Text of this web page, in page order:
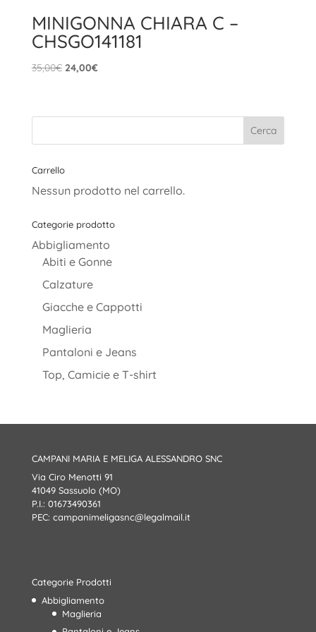
MINIGONNA CHIARA C –
CHSGO141181
35,00€ Il
era:
24,00€Il
è:
Carrello
Nessun prodotto nel carrello.
Categorie prodotto
Abbigliamento
Abiti e Gonne
Calzature
Giacche e Cappotti
Maglieria
Pantaloni e Jeans
Top, Camicie e T-shirt
CAMPANI MARIA E MELIGA ALESSANDRO SNC
Via Ciro Menotti 91
41049 Sassuolo (MO)
P.I.: 01673490361
PEC: campanimeligasnc@legalmail.it
Categorie Prodotti
Abbigliamento
Maglieria